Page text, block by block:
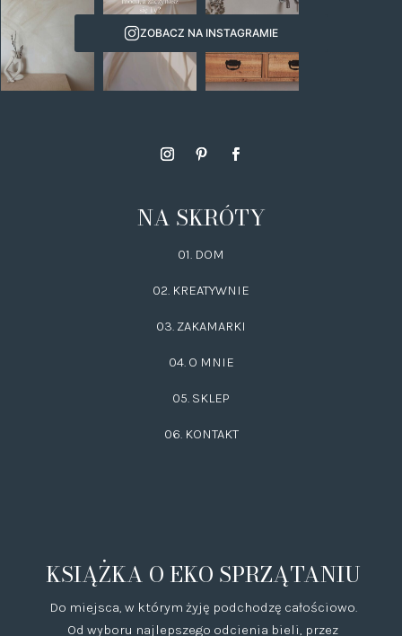
ZOBACZ NA INSTAGRAMIE
NA SKRÓTY
01. DOM
02. KREATYWNIE
03. ZAKAMARKI
04. O MNIE
05. SKLEP
06. KONTAKT
KSIĄŻKA O EKO SPRZĄTANIU
Do miejsca, w którym żyję podchodzę całościowo.
Od wyboru najlepszego odcienia bieli, przez